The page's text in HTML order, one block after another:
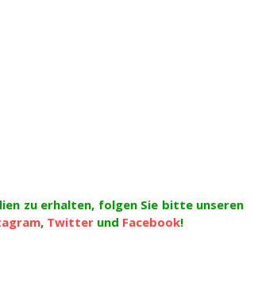
zu erhalten, folgen Sie bitte unseren
, Twitter und Facebook!